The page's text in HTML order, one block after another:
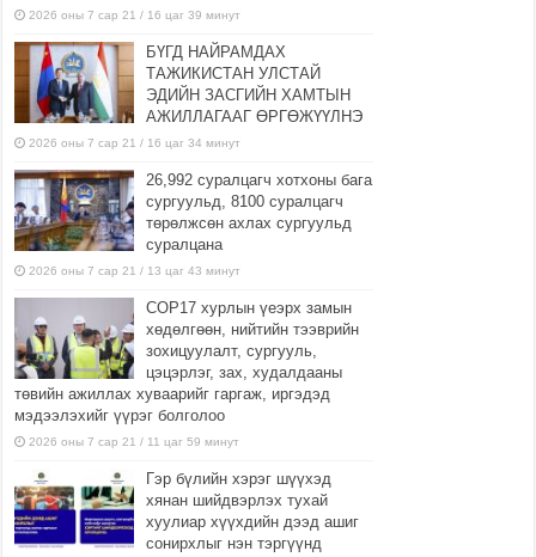
2026 оны 7 сар 21 / 16 цаг 39 минут
БҮГД НАЙРАМДАХ
ТАЖИКИСТАН УЛСТАЙ
ЭДИЙН ЗАСГИЙН ХАМТЫН
АЖИЛЛАГААГ ӨРГӨЖҮҮЛНЭ
2026 оны 7 сар 21 / 16 цаг 34 минут
26,992 суралцагч хотхоны бага
сургуульд, 8100 суралцагч
төрөлжсөн ахлах сургуульд
суралцана
2026 оны 7 сар 21 / 13 цаг 43 минут
COP17 хурлын үеэрх замын
хөдөлгөөн, нийтийн тээврийн
зохицуулалт, сургууль,
цэцэрлэг, зах, худалдааны
төвийн ажиллах хуваарийг гаргаж, иргэдэд
мэдээлэхийг үүрэг болголоо
2026 оны 7 сар 21 / 11 цаг 59 минут
Гэр бүлийн хэрэг шүүхэд
хянан шийдвэрлэх тухай
хуулиар хүүхдийн дээд ашиг
сонирхлыг нэн тэргүүнд